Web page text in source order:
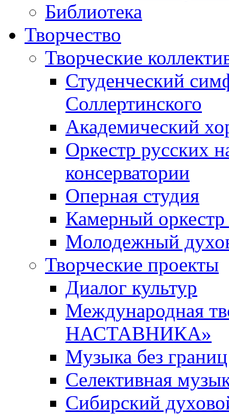
Библиотека
Творчество
Творческие
Студенческий
Соллертинского
Академический
Оркестр русских
консерватории
Оперная студия
Камерный оркестр
Молодежный
Творческие проекты
Диалог культур
Международная
НАСТАВНИКА»
Музыка без границ
Селективная
Сибирский